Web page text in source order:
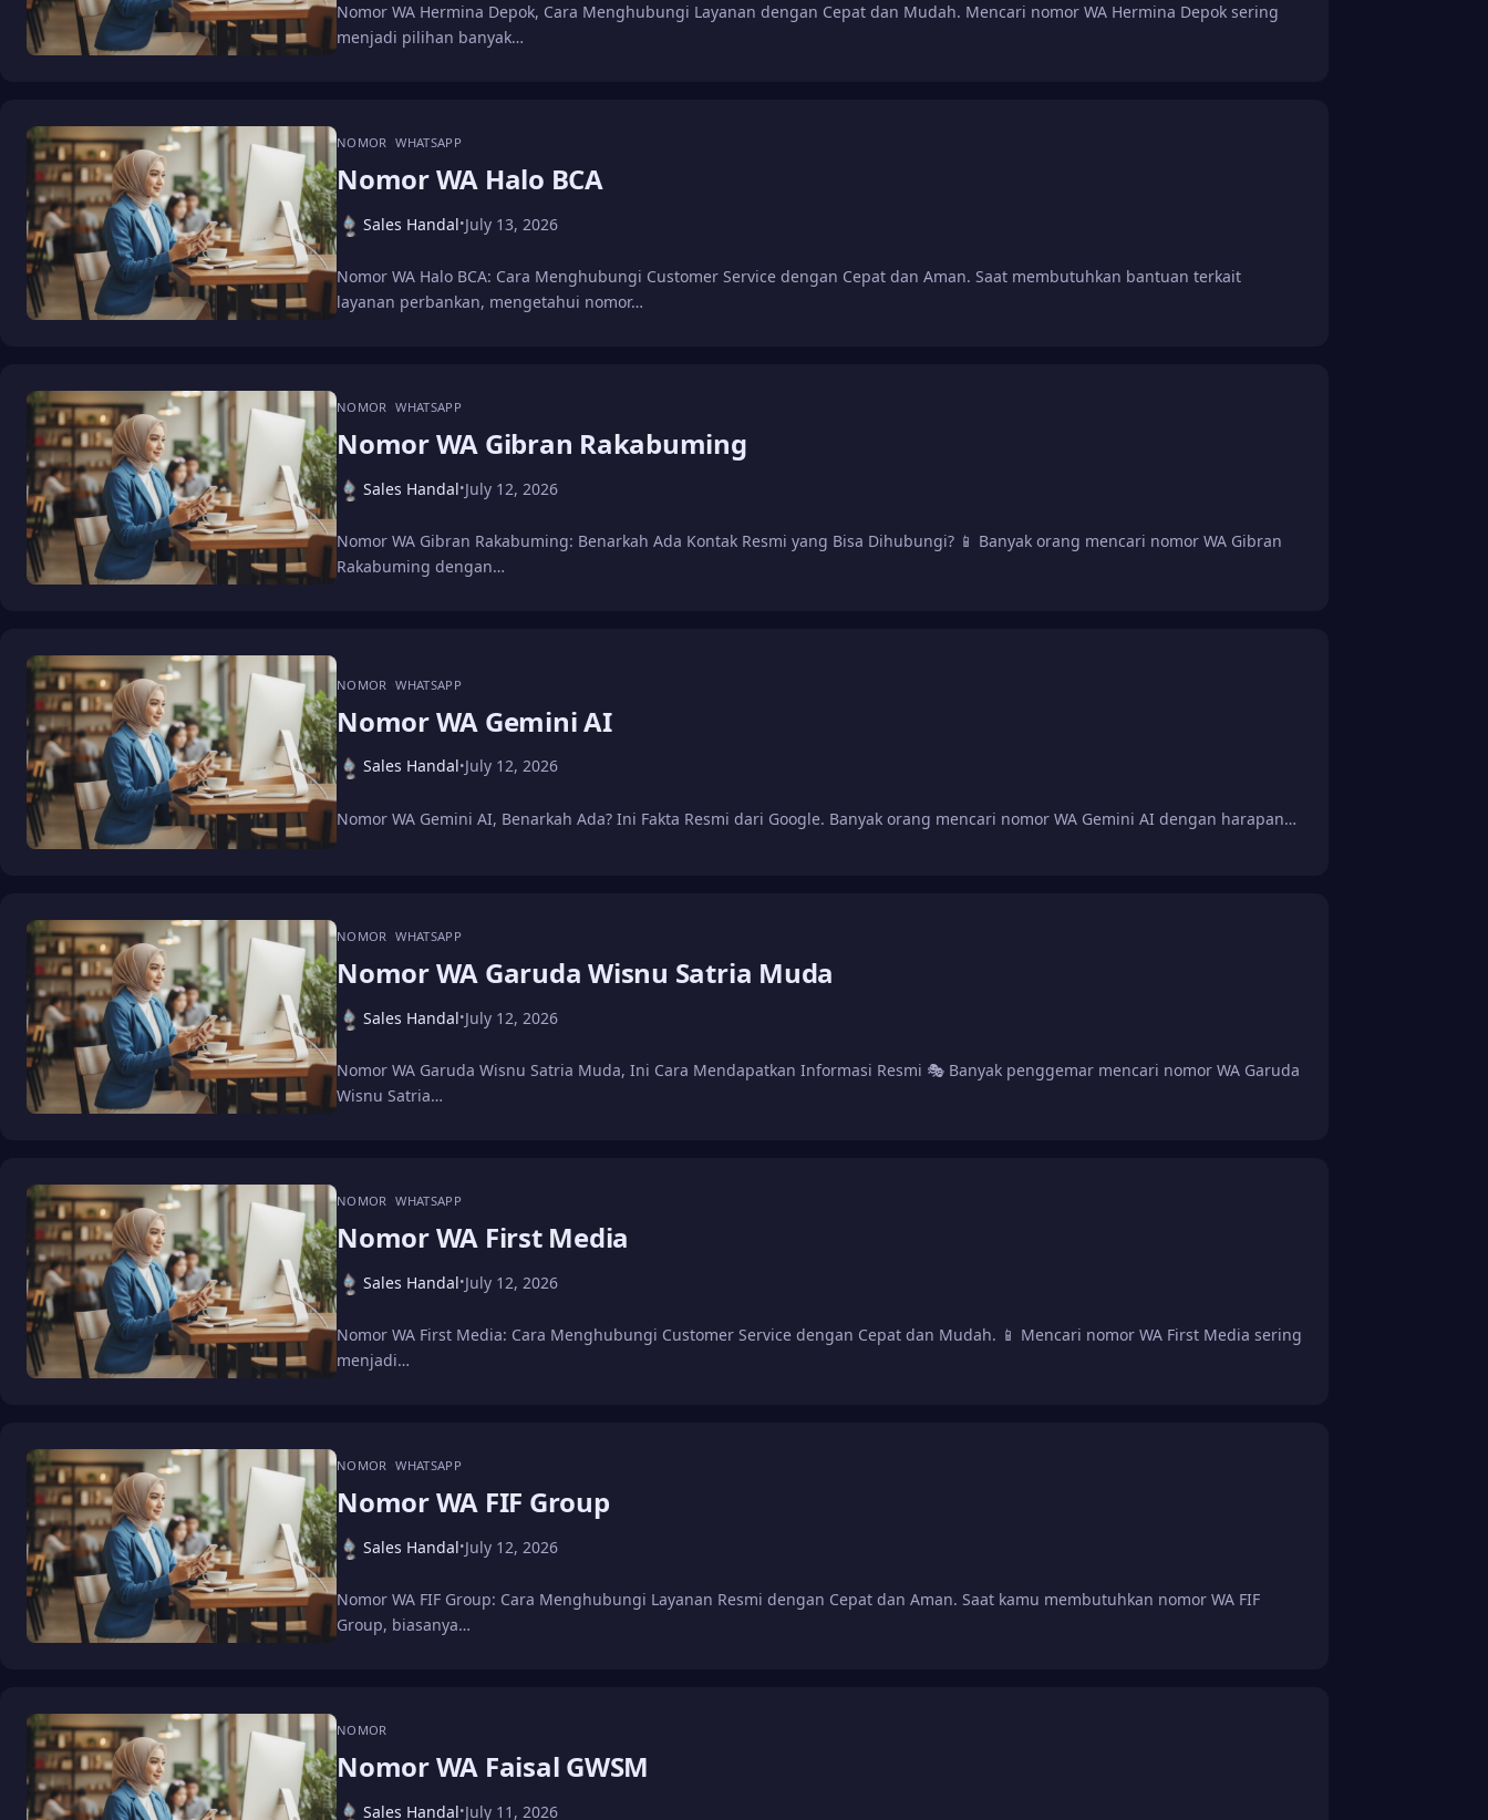
Nomor WA Hermina Depok, Cara Menghubungi Layanan dengan Cepat dan Mudah. Mencari nomor WA Hermina Depok sering
menjadi pilihan banyak…
NOMOR WHATSAPP
Nomor WA Halo BCA
Sales Handal•July 13, 2026
Nomor WA Halo BCA: Cara Menghubungi Customer Service dengan Cepat dan Aman. Saat membutuhkan bantuan terkait
layanan perbankan, mengetahui nomor…
NOMOR WHATSAPP
Nomor WA Gibran Rakabuming
Sales Handal•July 12, 2026
Nomor WA Gibran Rakabuming: Benarkah Ada Kontak Resmi yang Bisa Dihubungi? 📱 Banyak orang mencari nomor WA Gibran
Rakabuming dengan…
NOMOR WHATSAPP
Nomor WA Gemini AI
Sales Handal•July 12, 2026
Nomor WA Gemini AI, Benarkah Ada? Ini Fakta Resmi dari Google. Banyak orang mencari nomor WA Gemini AI dengan harapan…
NOMOR WHATSAPP
Nomor WA Garuda Wisnu Satria Muda
Sales Handal•July 12, 2026
Nomor WA Garuda Wisnu Satria Muda, Ini Cara Mendapatkan Informasi Resmi 🎭 Banyak penggemar mencari nomor WA Garuda
Wisnu Satria…
NOMOR WHATSAPP
Nomor WA First Media
Sales Handal•July 12, 2026
Nomor WA First Media: Cara Menghubungi Customer Service dengan Cepat dan Mudah. 📱 Mencari nomor WA First Media sering
menjadi…
NOMOR WHATSAPP
Nomor WA FIF Group
Sales Handal•July 12, 2026
Nomor WA FIF Group: Cara Menghubungi Layanan Resmi dengan Cepat dan Aman. Saat kamu membutuhkan nomor WA FIF
Group, biasanya…
NOMOR
Nomor WA Faisal GWSM
Sales Handal•July 11, 2026